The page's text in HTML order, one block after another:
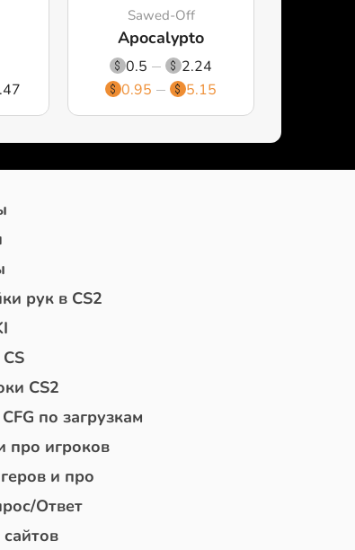
Sawed-Off
Apocalypto
0.5
2.24
0.95
5.15
рук в CS2
CS2
по загрузкам
про игроков
и про
Ответ